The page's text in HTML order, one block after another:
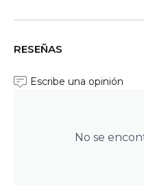
RESEÑAS
No se
Escribe una opinión